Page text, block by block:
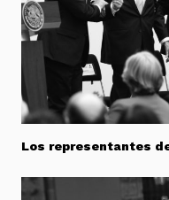
Los representantes